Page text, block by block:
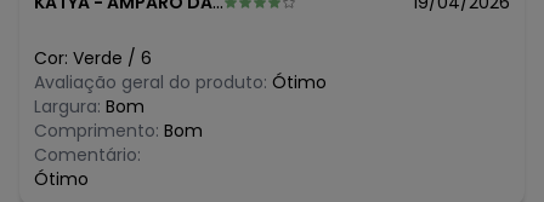
Composição: Blusa 100%Algodao, Short 99%Algodao
Histórico de preços
O preço apresentado abaixo é o menor oferecido em
algum dia do mês, para o menor tamanho disponível.
agosto/2026
Cor: Verde / 6
Avaliação geral do produto: Ótimo
Largura: Bom
Comprimento: Bom
Comentário:
Ótimo